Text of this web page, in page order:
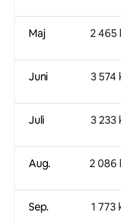
Maj
Juni
Juli
Aug.
Sep.
2 465
3 574
3 233
2 086
1 773